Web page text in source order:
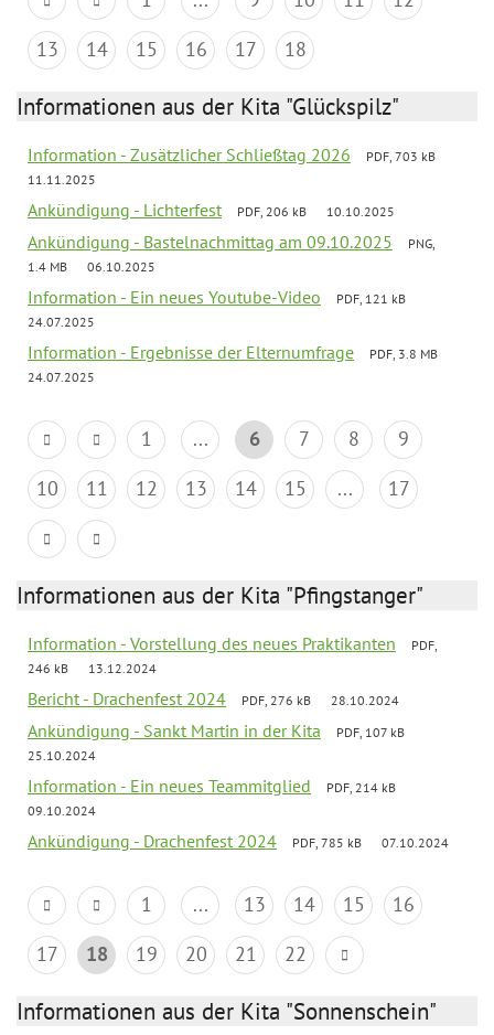
13
14 15 16 17 18
Informationen aus der Kita "Glückspilz"
Information - Zusätzlicher Schließtag 2026
PDF, 703 kB
11.11.2025
Ankündigung - Lichterfest PDF, 206 kB 10.10.2025
Ankündigung - Bastelnachmittag am 09.10.2025
PNG,
1.4 MB
06.10.2025
Information - Ein neues Youtube-Video
PDF, 121 kB
24.07.2025
Information - Ergebnisse der Elternumfrage
PDF, 3.8 MB
24.07.2025
1 ... 6 7 8
9
10
11 12 13 14 15 ... 17
Informationen aus der Kita "Pfingstanger"
Information - Vorstellung des neues Praktikanten
PDF,
246 kB
13.12.2024
Bericht - Drachenfest 2024 PDF, 276 kB 28.10.2024
Ankündigung - Sankt Martin in der Kita
PDF, 107 kB
25.10.2024
Information - Ein neues Teammitglied
PDF, 214 kB
09.10.2024
Ankündigung - Drachenfest 2024 PDF, 785 kB 07.10.2024
1 ... 13 14 15
16
17
18 19 20 21 22
Informationen aus der Kita "Sonnenschein"